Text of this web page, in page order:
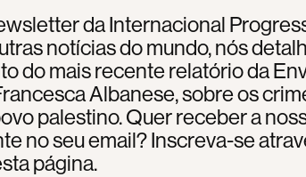
da Internacional
notícias do mundo, nós
do mais recente relatório da
Albanese, sobre os
palestino. Quer receber a
no seu email? Inscreva-se
página.